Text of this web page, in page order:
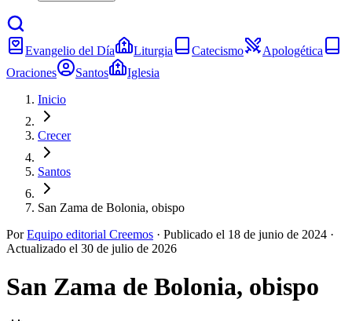
Evangelio del Día Liturgia Catecismo
Apologética
Oraciones
Santos
Iglesia
Inicio
Crecer
Santos
San Zama de Bolonia, obispo
Por Equipo editorial Creemos · Publicado el 18 de junio de 2024 ·
Actualizado el 30 de julio de 2026
San Zama de Bolonia, obispo